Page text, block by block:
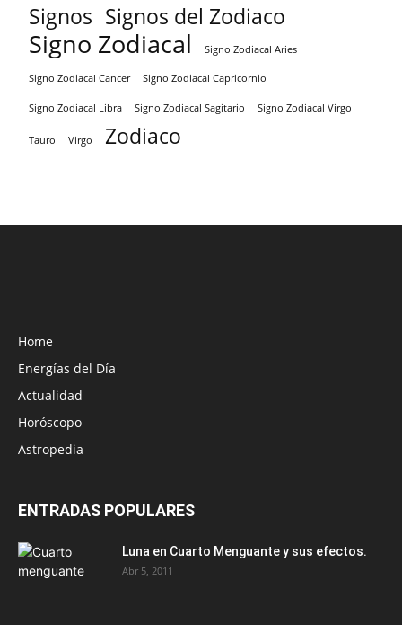
Signos Signos del Zodiaco
Signo Zodiacal Signo Zodiacal Aries
Signo Zodiacal Cancer Signo Zodiacal Capricornio
Signo Zodiacal Libra Signo Zodiacal Sagitario Signo Zodiacal Virgo
Tauro Virgo Zodiaco
Home
Energías del Día
Actualidad
Horóscopo
Astropedia
ENTRADAS POPULARES
Luna en Cuarto Menguante y sus efectos.
Abr 5, 2011